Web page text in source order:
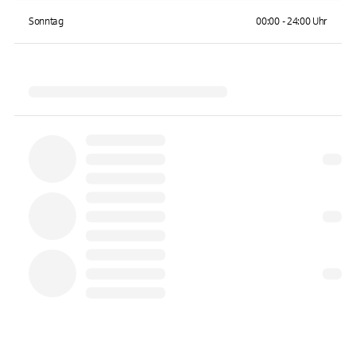
Sonntag 00:00 - 24:00 Uhr